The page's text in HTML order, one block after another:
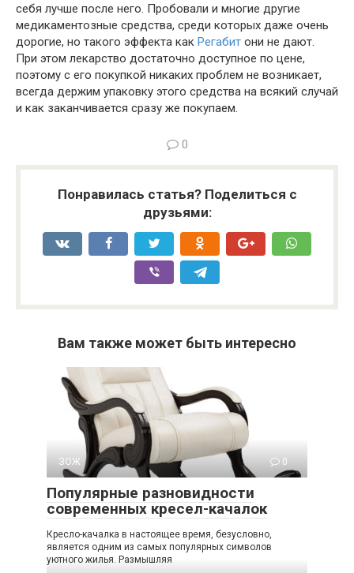
себя лучше после него. Пробовали и многие другие
медикаментозные средства, среди которых даже очень
дорогие, но такого эффекта как Регабит они не дают.
При этом лекарство достаточно доступное по цене,
поэтому с его покупкой никаких проблем не возникает,
всегда держим упаковку этого средства на всякий случай
и как заканчивается сразу же покупаем.
0
Понравилась статья? Поделиться с
друзьями:
Вам также может быть интересно
ЗОЖ 0
Популярные разновидности
современных кресел-качалок
Кресло-качалка в настоящее время, безусловно,
является одним из самых популярных символов
уютного жилья. Размышляя